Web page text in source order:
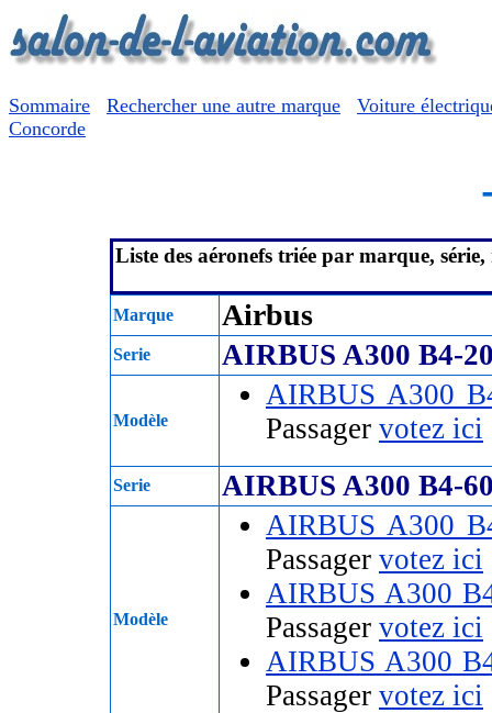
Sommaire Rechercher une autre marque
Voiture
Concorde
Liste des aéronefs triée par marque, série,
Marque Airbus
Serie AIRBUS A300 B4-
Modèle
AIRBUS A300
Passager votez ici
Serie AIRBUS A300 B4-
Modèle
AIRBUS A300
Passager votez ici
AIRBUS A300
Passager votez ici
AIRBUS A300
Passager votez ici